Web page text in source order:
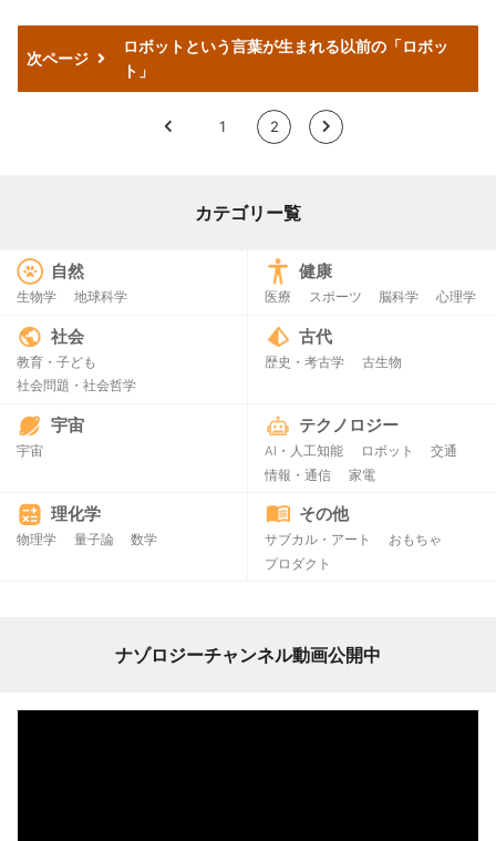
次ページ
ロボットという言葉が生まれる以前の「ロボッ
ト」
< 1 2 >
カテゴリー覧
自然
生物学 地球科学
健康
医療 スポーツ 脳科学 心理学
社会
教育・子ども
社会問題・社会哲学
古代
歴史・考古学 古生物
宇宙
宇宙
テクノロジー
AI・人工知能 ロボット
交通
情報・通信
家電
理化学
物理学 量子論 数学
その他
サブカル・アート
おもちゃ
プロダクト
ナゾロジーチャンネル動画公開中